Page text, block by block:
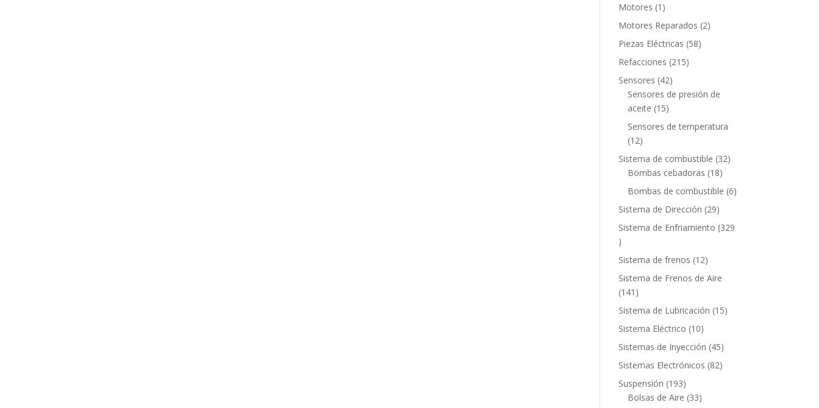
Motores 1 1
producto
Motores Reparados 22
Piezas Eléctricas 5858
Refacciones 215215
Sensores 4242
productos
Sensores de presión de
aceite 1515
productos
Sensores de temperatura
1212
productos
Sistema de combustible 3232
Bombas cebadoras 1818
productos
Bombas de combustible 66
Sistema de Dirección 2929
productos
Sistema de Enfriamiento 329
329
productos
Sistema de frenos 1212
productos
Sistema de Frenos de Aire
141 141
productos
Sistema de Lubricación 1515
Sistema Eléctrico 1010
productos
Sistemas de Inyección 4545
productos
Sistemas Electrónicos 8282
Suspensión 193193
productos
Bolsas de Aire 3333